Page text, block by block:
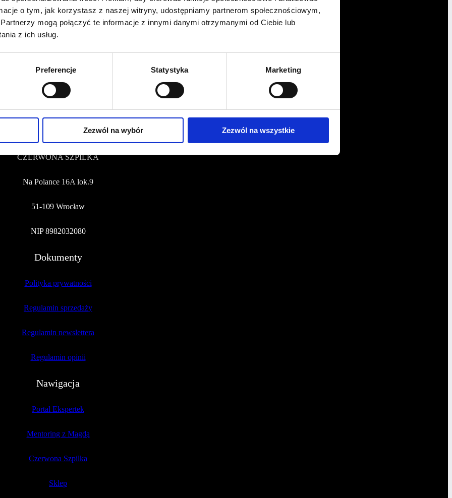
o tym, jak korzystasz z naszej witryny, udostępniamy partnerom społecznościowym,
mogą połączyć te informacje z innymi danymi otrzymanymi od Ciebie lub
z ich usług.
Preferencje Statystyka Marketing
Zezwól na wybór Zezwól na wszystkie
Kontakt
+48 577 333 077
NUMER KONTA DO WPŁAT:
CZERWONA SZPILKA
Na Polance 16A lok.9
51-109 Wrocław
NIP 8982032080
Dokumenty
Polityka prywatności
Regulamin sprzedaży
Regulamin newslettera
Regulamin opinii
Nawigacja
Portal Ekspertek
Mentoring z Magdą
Czerwona Szpilka
Sklep